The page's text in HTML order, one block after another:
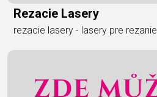
Rezacie Lasery
rezacie lasery - lasery pre rezanie